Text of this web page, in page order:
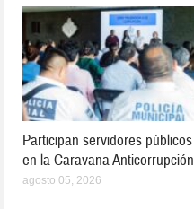
Participan servidores públicos
en la Caravana Anticorrupción
agosto 05, 2026